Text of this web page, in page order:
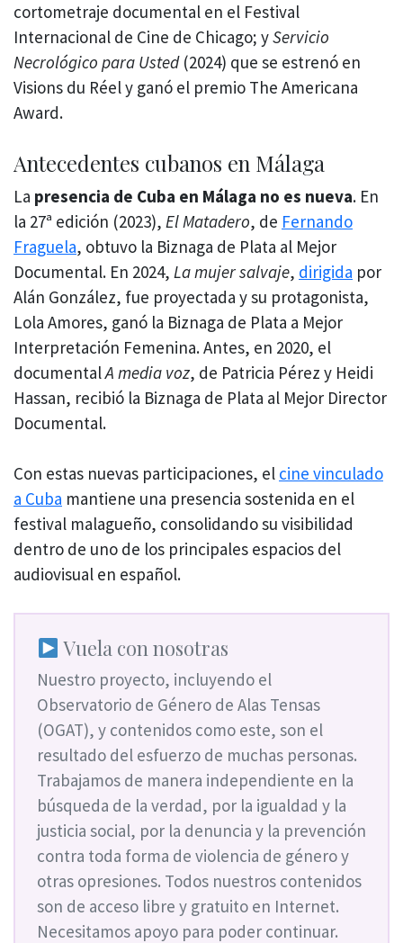
cortometraje documental en el Festival
Internacional de Cine de Chicago; yServicio
Necrológico para Usted(2024) que se estrenó en
Visions du Réel y ganó el premio The Americana
Award.
Antecedentes cubanos en Málaga
La presencia de Cuba en Málaga no es nueva. En
la 27ª edición (2023), El Matadero, de Fernando
Fraguela, obtuvo la Biznaga de Plata al Mejor
Documental. En 2024, La mujer salvaje, dirigida por
Alán González, fue proyectada y su protagonista,
Lola Amores, ganó la Biznaga de Plata a Mejor
Interpretación Femenina. Antes, en 2020, el
documentalA media voz, de Patricia Pérez y Heidi
Hassan, recibió la Biznaga de Plata al Mejor Director
Documental.
Con estas nuevas participaciones, el cine vinculado
a Cuba mantiene una presencia sostenida en el
festival malagueño, consolidando su visibilidad
dentro de uno de los principales espacios del
audiovisual en español.
Vuela con nosotras
Nuestro proyecto, incluyendo el
Observatorio de Género de Alas Tensas
(OGAT), y contenidos como este, son el
resultado del esfuerzo de muchas personas.
Trabajamos de manera independiente en la
búsqueda de la verdad, por la igualdad y la
justicia social, por la denuncia y la prevención
contra toda forma de violencia de género y
otras opresiones. Todos nuestros contenidos
son de acceso libre y gratuito en Internet.
Necesitamos apoyo para poder continuar.